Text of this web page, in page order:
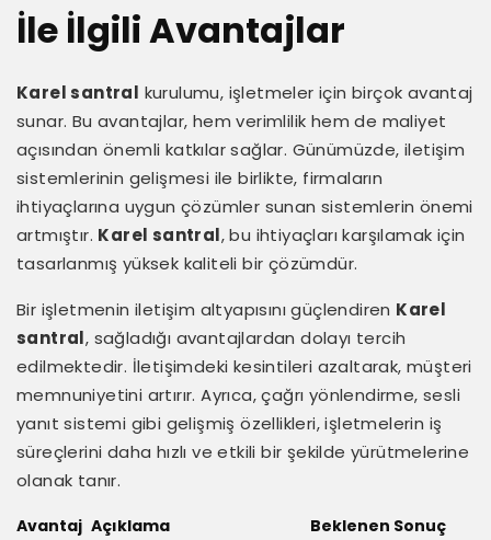
İle İlgili Avantajlar
Karel santral kurulumu, işletmeler için birçok avantaj
sunar. Bu avantajlar, hem verimlilik hem de maliyet
açısından önemli katkılar sağlar. Günümüzde, iletişim
sistemlerinin gelişmesi ile birlikte, firmaların
ihtiyaçlarına uygun çözümler sunan sistemlerin önemi
artmıştır. Karel santral, bu ihtiyaçları karşılamak için
tasarlanmış yüksek kaliteli bir çözümdür.
Bir işletmenin iletişim altyapısını güçlendiren Karel
santral, sağladığı avantajlardan dolayı tercih
edilmektedir. İletişimdeki kesintileri azaltarak, müşteri
memnuniyetini artırır. Ayrıca, çağrı yönlendirme, sesli
yanıt sistemi gibi gelişmiş özellikleri, işletmelerin iş
süreçlerini daha hızlı ve etkili bir şekilde yürütmelerine
olanak tanır.
Avantaj Açıklama
Beklenen Sonuç